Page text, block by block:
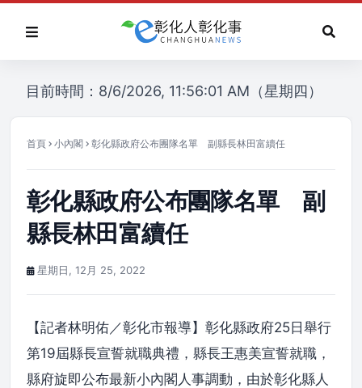
目前時間：8/6/2026, 11:56:01 AM（星期四）
首頁 小內閣 彰化縣政府公布團隊名單 副縣長林田富續任
彰化縣政府公布團隊名單 副
縣長林田富續任
星期日, 12月 25, 2022
【記者林明佑／彰化市報導】彰化縣政府25日舉行
第19屆縣長宣誓就職典禮，縣長王惠美宣誓就職，
縣府旋即公布最新小內閣人事調動，由於彰化縣人